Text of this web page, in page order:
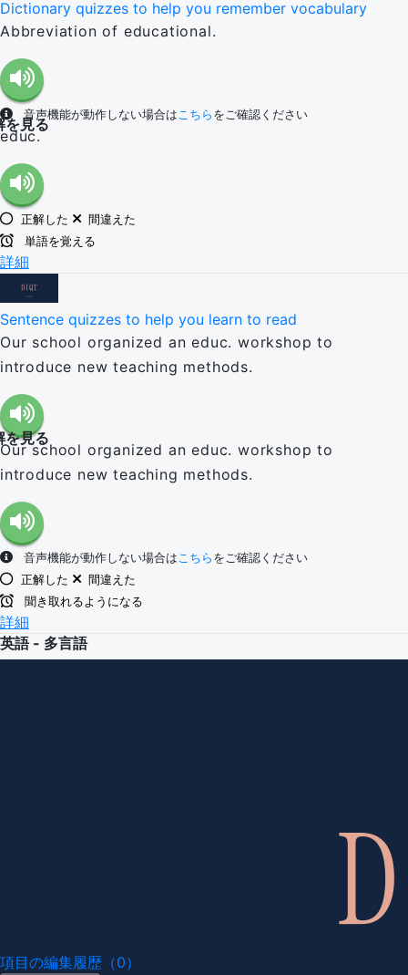
Dictionary quizzes to help you remember vocabulary
Abbreviation of educational.
音声機能が動作しない場合はこちら をご確認ください
を見る
educ.
正解した
間違えた
単語を覚える
詳細
Sentence quizzes to help you learn to read
Our school organized an educ. workshop to
introduce new teaching methods.
を見る
Our school organized an educ. workshop to
introduce new teaching methods.
音声機能が動作しない場合はこちら をご確認ください
正解した
間違えた
聞き取れるようになる
詳細
英語 - 多言語
項目の編集履歴（0）